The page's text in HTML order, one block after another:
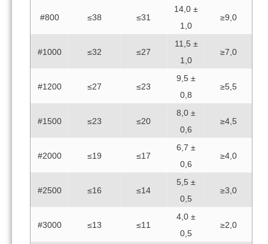
#800 ≤38 ≤31
14,0 ±
1,0
≥9,0
#1000 ≤32 ≤27
11,5 ±
1,0
≥7,0
#1200 ≤27 ≤23
9,5 ±
0,8
≥5,5
#1500 ≤23 ≤20
8,0 ±
0,6
≥4,5
#2000 ≤19 ≤17
6,7 ±
0,6
≥4,0
#2500 ≤16 ≤14
5,5 ±
0,5
≥3,0
#3000 ≤13 ≤11
4,0 ±
0,5
≥2,0